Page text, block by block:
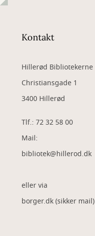
Kontakt
Hillerød Bibliotekerne
Christiansgade 1
3400 Hillerød
Tlf.: 72 32 58 00
Mail:
bibliotek@hillerod.dk
eller via
borger.dk (sikker mail)